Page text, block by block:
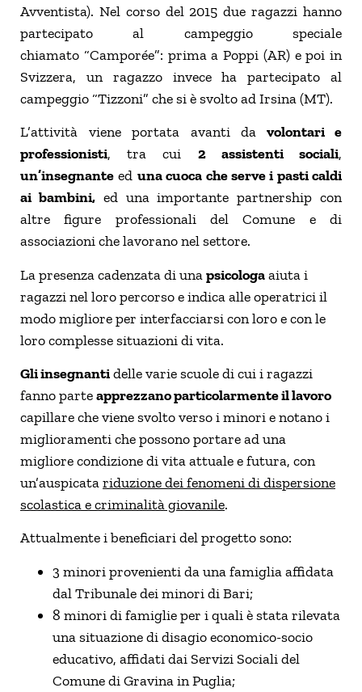
Avventista). Nel corso del 2015 due ragazzi hanno
partecipato al campeggio speciale
chiamato “Camporée”: prima a Poppi (AR) e poi in
Svizzera, un ragazzo invece ha partecipato al
campeggio “Tizzoni” che si è svolto ad Irsina (MT).
L’attività viene portata avanti da volontari e
professionisti, tra cui 2 assistenti sociali,
un’insegnante ed una cuoca che serve i pasti caldi
ai bambini,ed una importante partnership con
altre figure professionali del Comune e di
associazioni che lavorano nel settore.
La presenza cadenzata di unapsicologaaiuta i
ragazzi nel loro percorso e indica alle operatrici il
modo migliore per interfacciarsi con loro e con le
loro complesse situazioni di vita.
Gli insegnantidelle varie scuole di cui i ragazzi
fanno parteapprezzano particolarmente il lavoro
capillare che viene svolto verso i minori e notano i
miglioramenti che possono portare ad una
migliore condizione di vita attuale e futura, con
un’auspicatariduzione dei fenomeni di dispersione
scolastica e criminalità giovanile.
Attualmente i beneficiari del progetto sono:
3 minori provenienti da una famiglia affidata
dal Tribunale dei minori di Bari;
8 minori di famiglie per i quali è stata rilevata
una situazione di disagio economico-socio
educativo, affidati dai Servizi Sociali del
Comune di Gravina in Puglia;